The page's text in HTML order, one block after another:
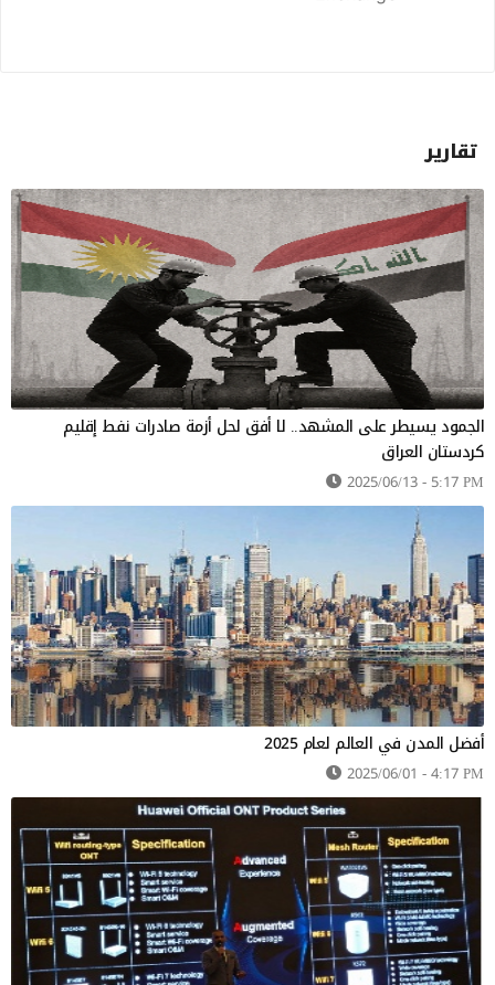
تقارير
الجمود يسيطر على المشهد.. لا أفق لحل أزمة صادرات نفط إقليم
كردستان العراق
2025/06/13 - 5:17 PM
أفضل المدن في العالم لعام 2025
2025/06/01 - 4:17 PM